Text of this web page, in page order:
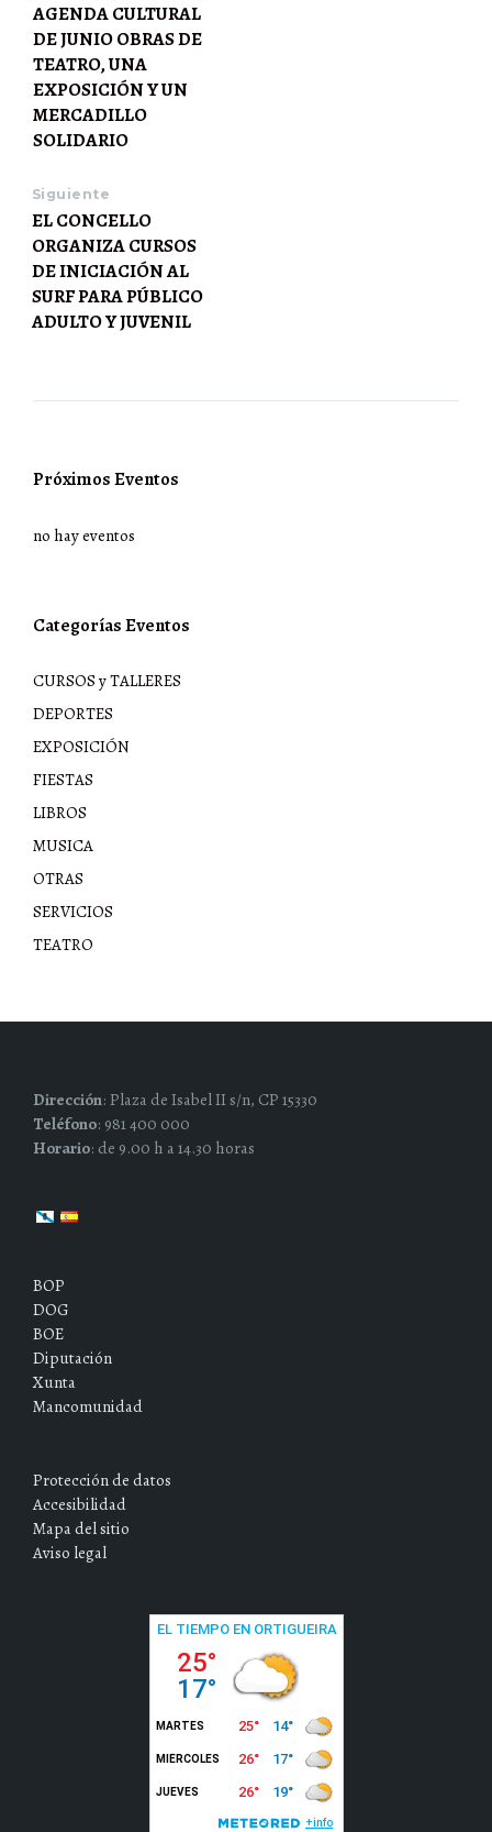
AGENDA CULTURAL
DE JUNIO OBRAS DE
TEATRO, UNA
EXPOSICIÓN Y UN
MERCADILLO
SOLIDARIO
Siguiente
EL CONCELLO
ORGANIZA CURSOS
DE INICIACIÓN AL
SURF PARA PÚBLICO
ADULTO Y JUVENIL
Próximos Eventos
no hay eventos
Categorías Eventos
CURSOS y TALLERES
DEPORTES
EXPOSICIÓN
FIESTAS
LIBROS
MUSICA
OTRAS
SERVICIOS
TEATRO
Dirección: Plaza de Isabel II s/n, CP 15330
Teléfono: 981 400 000
Horario: de 9.00 h a 14.30 horas
BOP
DOG
BOE
Diputación
Xunta
Mancomunidad
Protección de datos
Accesibilidad
Mapa del sitio
Aviso legal